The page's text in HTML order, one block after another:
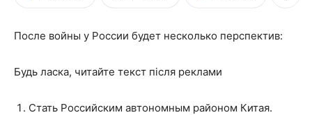
После войны у России будет несколько перспектив:
Будь ласка, читайте текст після реклами
Стать Российским автономным районом Китая.